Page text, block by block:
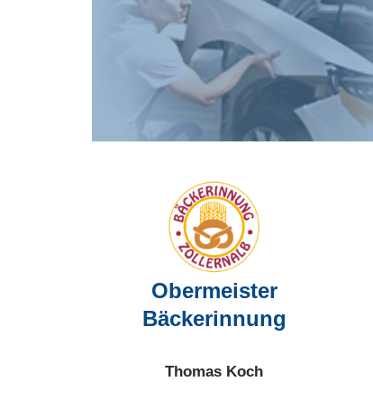
Obermeister
Bäckerinnung
Thomas Koch